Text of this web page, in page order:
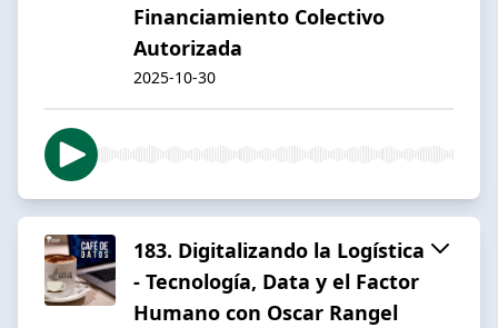
Financiamiento Colectivo
Autorizada
2025-10-30
183. Digitalizando la Logística
- Tecnología, Data y el Factor
Humano con Oscar Rangel